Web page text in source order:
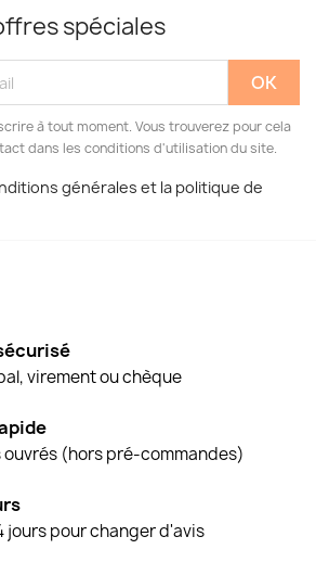
spéciales
à tout moment. Vous trouverez pour cela
dans les conditions d'utilisation du site.
générales et la politique de
virement ou chèque
ouvrés (hors pré-commandes)
jours pour changer d'avis